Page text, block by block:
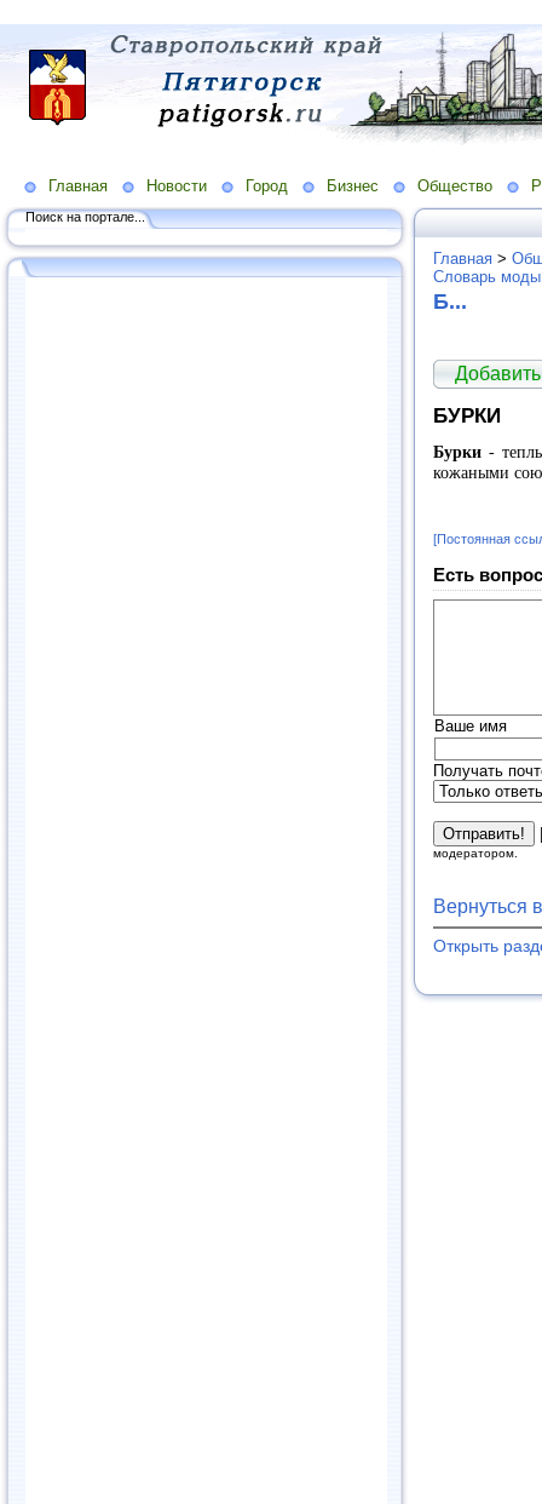
Главная Новости Город Бизнес Общество
Поиск на портале...
Главная >
Словарь
Б...
БУРКИ
Бурки-
кожаными
[Постоянная
Есть
Ваше имя
Получать
модератором.
Вернуться
Открыть